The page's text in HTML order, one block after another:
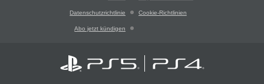
Datenschutzrichtlinie Cookie-Richtlinien
Abo jetzt kündigen